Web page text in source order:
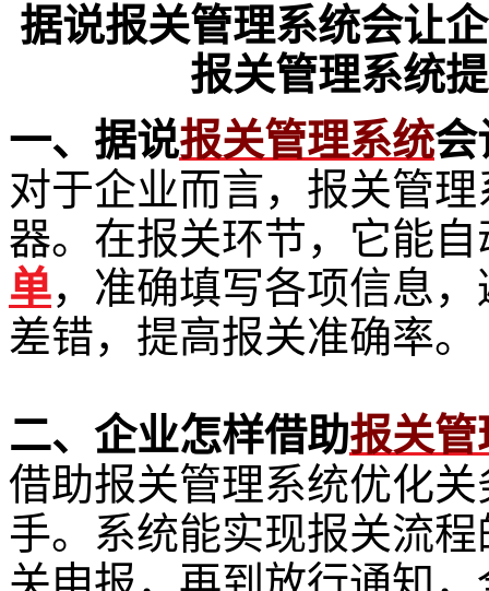
据说报关管理系统会让
报关管理系统
一、据说报关管理系统会
对于企业而言，报关管
器。在报关环节，它能
单，准确填写各项信息
差错，提高报关准确率。
二、企业怎样借助报关
借助报关管理系统优化
手。系统能实现报关流